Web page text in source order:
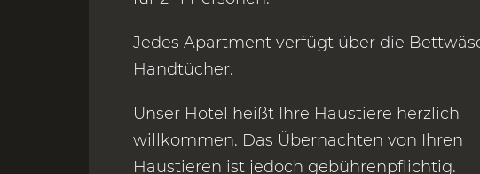
Jedes Apartment verfügt über die
Handtücher.
Unser Hotel heißt Ihre Haustiere herzlich
willkommen. Das Übernachten von Ihren
Haustieren ist jedoch gebührenpflichtig.